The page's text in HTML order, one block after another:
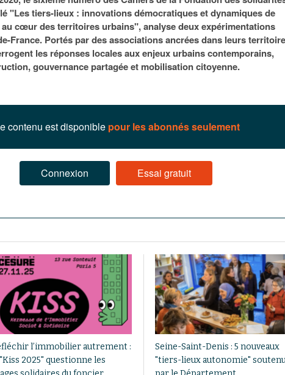
À Paris, les cadres de la tech et de la finance
redessinent le marché de la location de luxe
16 juillet 2026
Saint-Agne immobilier inaugure une nouvelle
résidence à Torcy - 15 juillet 2026
janvier 2026
Municipales 2026 : la CCI livre 23 pistes
- 20
Municipales 2026 : la CCI de l’Essonne
Exclusif –
feuille de route
À Paris, les
redessinent le
"Les tiers-lieux : innovations démocratiques et dynamiques de
cœur des territoires urbains", analyse deux expérimentations
France. Portés par des associations ancrées dans leurs
les réponses locales aux enjeux urbains contemporains,
gouvernance partagée et mobilisation citoyenne.
contenu est disponible pour les abonnés seulement
Connexion Essai gratuit
l’immobilier autrement :
2025" questionne les
Seine-Saint-Denis : 5 nouveaux
"tiers-lieux autonomie"